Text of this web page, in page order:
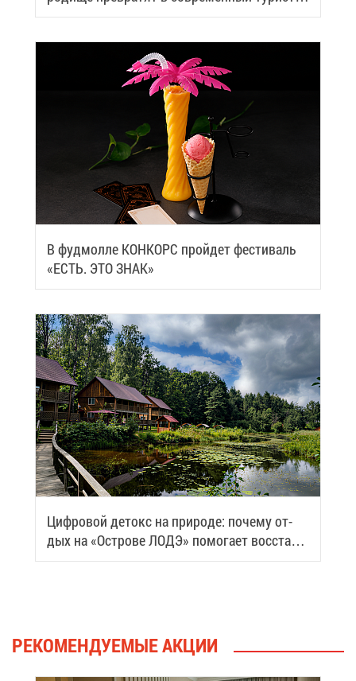
че­ский центр
В фуд­мол­ле КОН­КОРС прой­дет фе­сти­валь
«ЕСТЬ. ЭТО ЗНАК»
Циф­ро­вой де­токс на при­ро­де: по­че­му от­
дых на «Ост­ро­ве ЛОДЭ» по­мо­га­ет вос­ста­но­
вить си­лы
РЕ­КО­МЕН­ДУ­Е­МЫЕ АК­ЦИИ